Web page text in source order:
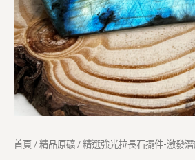
首頁/精品原礦/ 精選強光拉長石擺件-激發